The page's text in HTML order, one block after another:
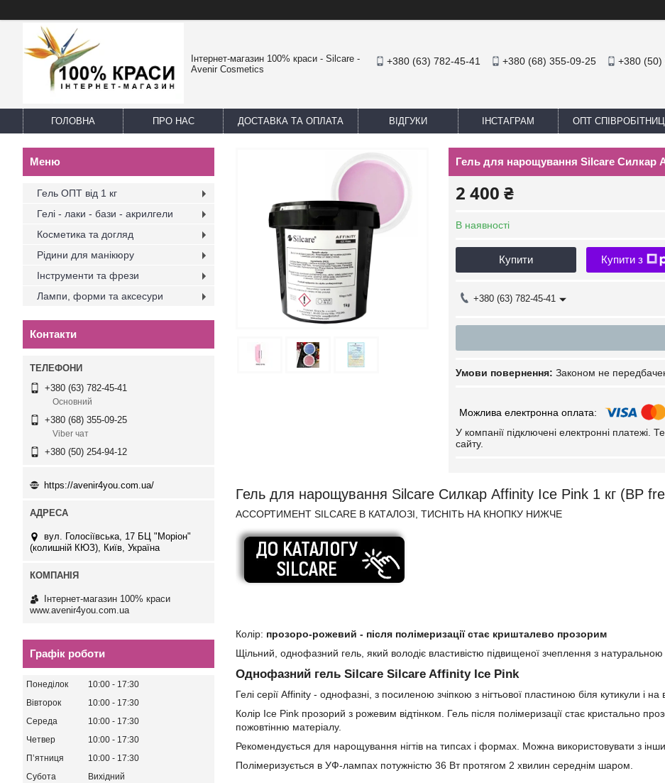
Інтернет-магазин 100% краси - Silcare -
Avenir Cosmetics
+380 (63) 782-45-41 +380 (68) 355-09-25 +380 (50)
ГОЛОВНА ПРО НАС ДОСТАВКА ТА ОПЛАТА ВІДГУКИ ІНСТАГРАМ ОПТ
Гель для нарощування Silcare Силкар
2 400 ₴
В наявності
Купити Купити з
+380 (63) 782-45-41
Законом не
У компанії підключені електронні
сайту.
Гель для нарощування Silcare Силкар Affinity Ice Pink 1 кг (BP
АССОРТИМЕНТ SILCARE В КАТАЛОЗІ, ТИСНІТЬ НА КНОПКУ НИЖЧЕ
Колір: прозоро-рожевий - після полімеризації стає кришталево прозорим
Щільний, однофазний гель, який володіє властивістю підвищеної зчеплення з
Однофазний гель Silcare Silcare Affinity Ice Pink
Гелі серії Affinity - однофазні, з посиленою зчіпкою з нігтьової пластиною біля кутикули і на
Колір Ice Pink прозорий з рожевим відтінком. Гель після полімеризації стає кристально
пожовтінню матеріалу.
Рекомендується для нарощування нігтів на типсах і формах. Можна використовувати з
Полімеризується в УФ-лампах потужністю 36 Вт протягом 2 хвилин середнім шаром.
Гель ОПТ від 1 кг
Гелі - лаки - бази - акрилгели
Косметика та догляд
Рідини для манікюру
Інструменти та фрези
Лампи, форми та аксесури
Контакти
+380 (63) 782-45-41
Основний
+380 (68) 355-09-25
Viber чат
+380 (50) 254-94-12
https://avenir4you.com.ua/
вул. Голосіївська, 17 БЦ "Моріон"
(колишній КЮЗ), Київ, Україна
Інтернет-магазин 100% краси
www.avenir4you.com.ua
Графік роботи
Понеділок 10:00
17:30
Вівторок
10:00
17:30
Середа
10:00
17:30
Четвер
10:00
17:30
Пʼятниця
10:00
17:30
Субота
Вихідний